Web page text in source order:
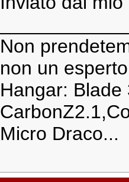
Non
non un
Hangar:
Micro Draco...